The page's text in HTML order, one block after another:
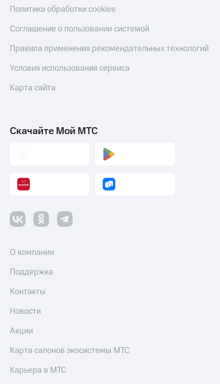
Политика обработки cookies
Соглашение о пользовании системой
Правила применения рекомендательных технологий
Условия использования сервиса
Карта сайта
Скачайте Мой МТС
О компании
Поддержка
Контакты
Новости
Акции
Карта салонов экосистемы МТС
Карьера в МТС